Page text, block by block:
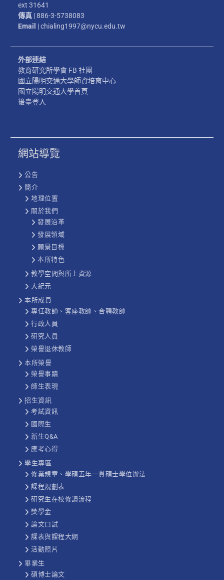
ext 31641
傳真 | 886-3-5738083
Email | chialing1997@nycu.edu.tw
外部連結
教育研究所學會 FB 社團
國立陽明交通大學師資培育中心
國立陽明交通大學首頁
後臺登入
網站導覽
公告
簡介
地理位置
關於我們
發展沿革
發展領域
願景目標
本所特色
教學空間與所上資源
大紀元
本所成員
專任教師、客座教師、合聘教師
行政人員
研究人員
榮譽退休教師
本所榮譽
榮譽事蹟
師生表現
招生資訊
考試資訊
國際生
新生Q&A
應考心得
學生專區
修業規章、學碩五年一貫碩士學位辦法
課程規劃表
研究生在校修讀流程
獎學金
論文口試
課表與課程大綱
活動照片
畢業生
碩博士論文